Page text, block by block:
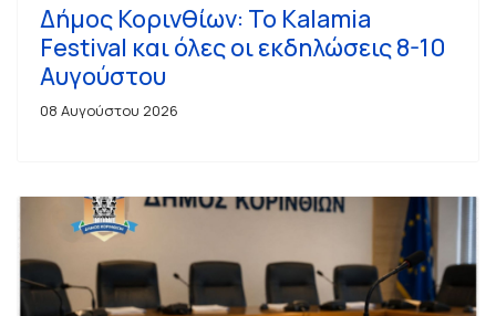
Δήμος Κορινθίων: Το Kalamia
Festival και όλες οι εκδηλώσεις 8-10
Αυγούστου
08 Αυγούστου 2026